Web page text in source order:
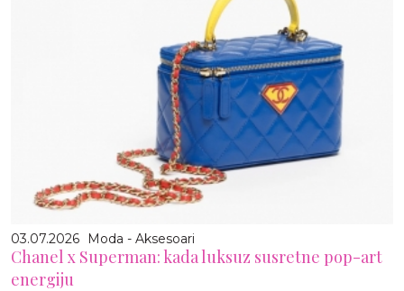
03.07.2026 Moda - Aksesoari
Chanel x Superman: kada luksuz susretne pop-art
energiju